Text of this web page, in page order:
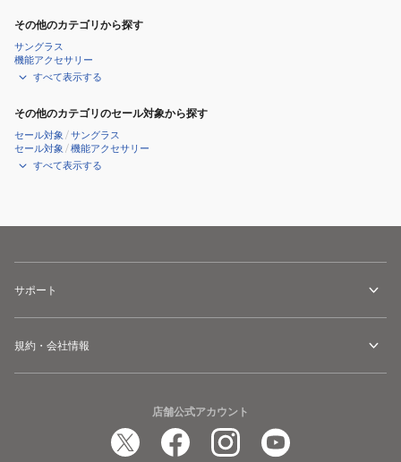
その他のカテゴリから探す
サングラス
機能アクセサリー
すべて表示する
その他のカテゴリのセール対象から探す
セール対象 /サングラス
セール対象 /機能アクセサリー
すべて表示する
サポート
規約・会社情報
店舗公式アカウント